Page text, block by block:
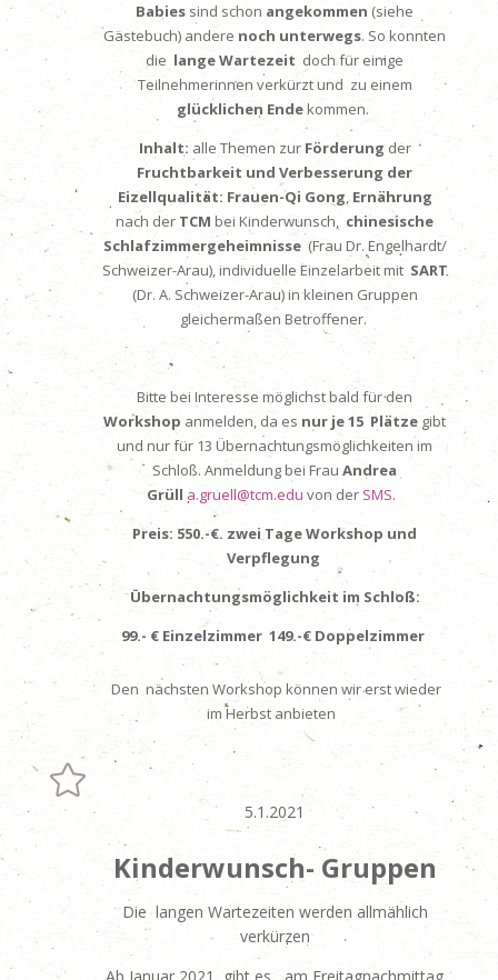
Babies sind schon angekommen (siehe
Gästebuch) andere noch unterwegs. So konnten
die lange Wartezeit doch für einige
Teilnehmerinnen verkürzt und zu einem
glücklichen Endekommen.
Inhalt: alle Themen zur Förderung der
Fruchtbarkeit und Verbesserung der
Eizellqualität: Frauen-Qi Gong,Ernährung
nach der TCM bei Kinderwunsch, chinesische
Schlafzimmergeheimnisse(Frau Dr. Engelhardt/
Schweizer-Arau), individuelle Einzelarbeit mit SART
(Dr. A. Schweizer-Arau) in kleinen Gruppen
gleichermaßen Betroffener.
Bitte bei Interesse möglichst bald für den
Workshop anmelden, da es nur je 15 Plätze gibt
und nur für 13 Übernachtungsmöglichkeiten im
Schloß. Anmeldung bei FrauAndrea
Grüll a.gruell@tcm.eduvon der SMS.
Preis: 550.-€. zwei Tage Workshop und
Verpflegung
Übernachtungsmöglichkeit im Schloß:
99.- € Einzelzimmer 149.-€ Doppelzimmer
Den nächsten Workshop können wir erst wieder
im Herbst anbieten

5.1.2021
Kinderwunsch- Gruppen
Die langen Wartezeiten werden allmählich
verkürzen